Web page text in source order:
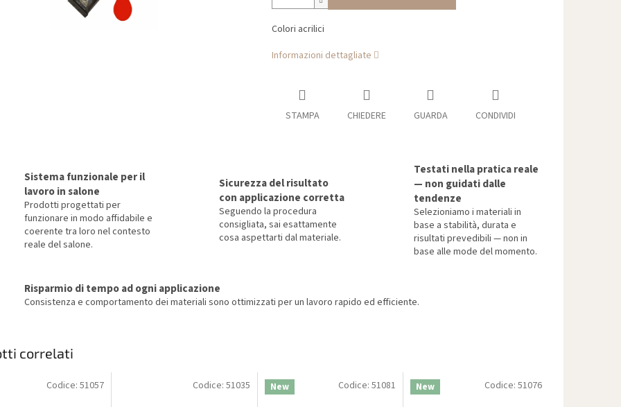
Colori acrilici
Informazioni dettagliate
STAMPA CHIEDERE GUARDA CONDIVIDI
Sistema funzionale per il
lavoro in salone
Prodotti progettati per
funzionare in modo affidabile e
coerente tra loro nel contesto
reale del salone.
Sicurezza del risultato
con applicazione corretta
Seguendo la procedura
consigliata, sai esattamente
cosa aspettarti dal materiale.
Testati nella pratica reale
— non guidati dalle
tendenze
Selezioniamo i materiali in
base a stabilità, durata e
risultati prevedibili — non in
base alle mode del momento.
Risparmio di tempo ad ogni applicazione
Consistenza e comportamento dei materiali sono ottimizzati per un lavoro rapido ed efficiente.
correlati
Codice: 51057 Codice: 51035 New Codice:51081 New Codice: 51076